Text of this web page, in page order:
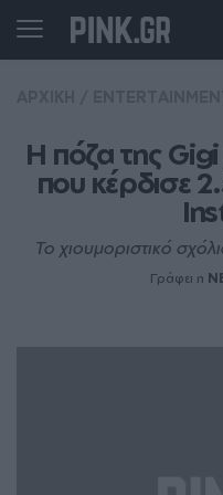
Η πόζα της
που κέρδισε
Το χιουμοριστικό
Γράφει η